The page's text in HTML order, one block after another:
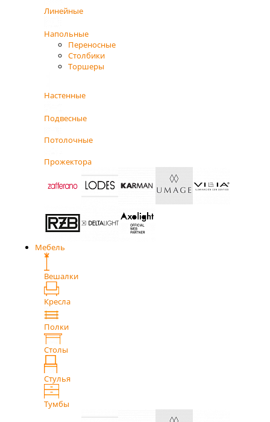
Линейные
Напольные
Переносные
Столбики
Торшеры
Настенные
Подвесные
Потолочные
Прожектора
Мебель
Вешалки
Кресла
Полки
Столы
Стулья
Тумбы